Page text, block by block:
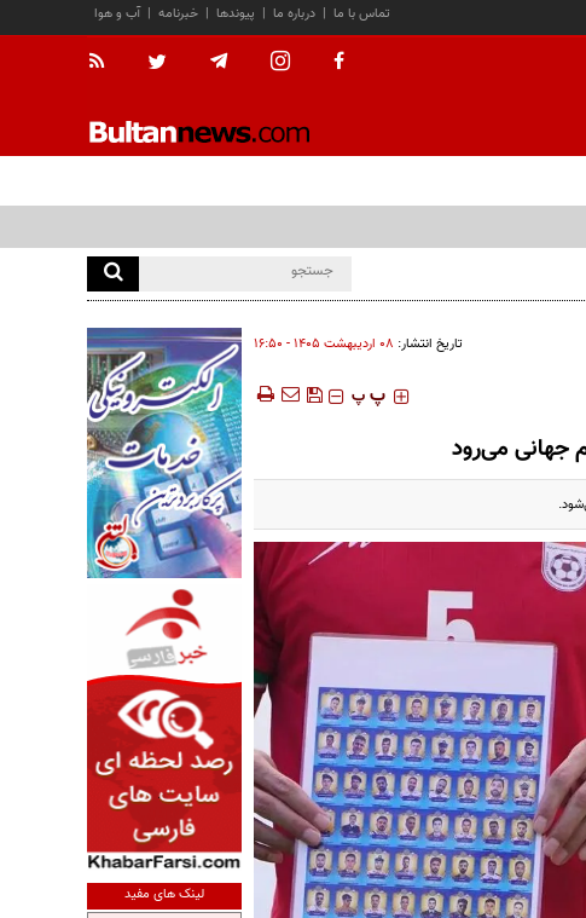
آب و هوا | خبرنامه | پیوندها | درباره ما | تماس با ما
تاریخ انتشار: ۰۸ ارديبهشت ۱۴۰۵ - ۱۶:۵۰
‍‍‍ پ پ
لینک های مفید